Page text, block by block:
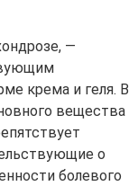
—
крема и геля. В
вещества
о
болевого